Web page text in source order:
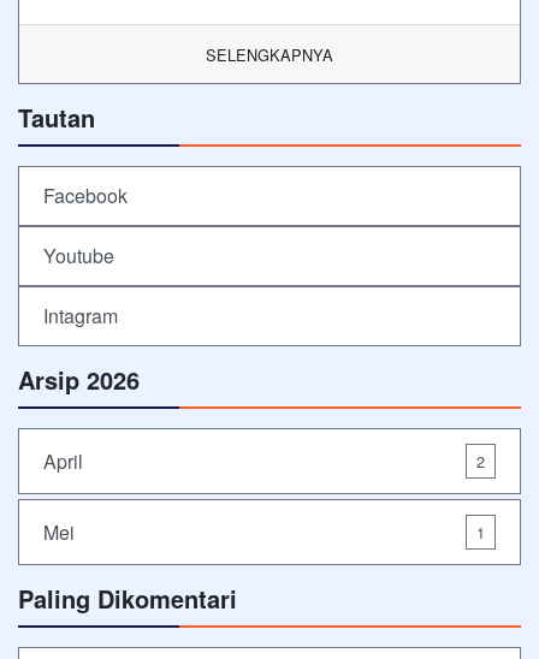
SELENGKAPNYA
Tautan
Facebook
Youtube
Intagram
Arsip 2026
April 2
Mei 1
Paling Dikomentari